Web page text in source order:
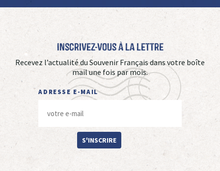
Inscrivez-vous à La Lettre
Recevez l’actualité du Souvenir Français dans votre boîte
mail une fois par mois.
ADRESSE E-MAIL
S'INSCRIRE